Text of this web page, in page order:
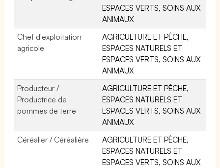
ESPACES VERTS, SOINS AUX
ANIMAUX
Chef d'exploitation
agricole
AGRICULTURE ET PÊCHE,
ESPACES NATURELS ET
ESPACES VERTS, SOINS AUX
ANIMAUX
Producteur /
Productrice de
pommes de terre
AGRICULTURE ET PÊCHE,
ESPACES NATURELS ET
ESPACES VERTS, SOINS AUX
ANIMAUX
Céréalier / Céréalière
AGRICULTURE ET PÊCHE,
ESPACES NATURELS ET
ESPACES VERTS, SOINS AUX